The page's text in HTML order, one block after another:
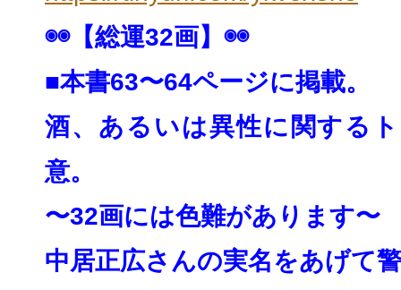
◉◉【総運32画】◉◉
■本書63〜64ページに掲載。
酒、あるいは異性に関する
意。
〜32画には色難があります〜
中居正広さんの実名をあげて